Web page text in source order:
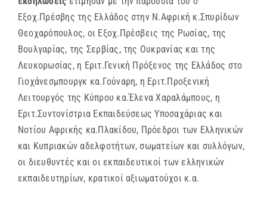
Εξοχ.Πρέσβης της Ελλάδος στην Ν.Αφρική κ.Σπυρίδων
Θεοχαρόπουλος, οι Εξοχ.Πρέσβεις της Ρωσίας, της
Βουλγαρίας, της Σερβίας, της Ουκρανίας και της
Λευκορωσίας, η Εριτ.Γενική Πρόξενος της Ελλάδος στο
Γιοχάνεσμπουργκ κα.Γούναρη, η Εριτ.Προξενική
Λειτουργός της Κύπρου κα.Έλενα Χαραλάμπους, η
Εριτ.Συντονίστρια Εκπαιδεύσεως Υποσαχάριας και
Νοτίου Αφρικής κα.Πλακίδου, Πρόεδροι των Ελληνικών
και Κυπριακών αδελφοτήτων, σωματείων και συλλόγων,
οι διευθυντές και οι εκπαιδευτικοί των ελληνικών
εκπαιδευτηρίων, κρατικοί αξιωματούχοι κ.α.